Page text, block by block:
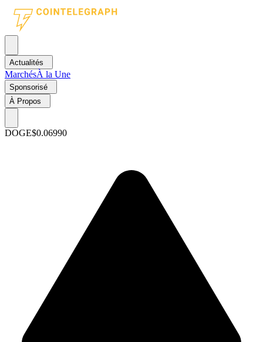
Actualités
MarchésÀ la Une
Sponsorisé
À Propos
DOGE$0.06990